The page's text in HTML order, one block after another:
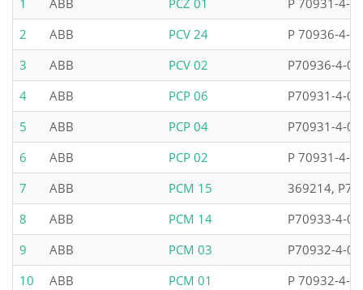
1
ABB PCZ 01
P 70931-4-
2
ABB PCV 24
P 70936-4-
3
ABB PCV 02
P70936-4-
4
ABB PCP 06
P70931-4-
5
ABB PCP 04
P70931-4-
6
ABB PCP 02
P 70931-4-
7
ABB PCM 15
369214,
8
ABB PCM 14
P70933-4-
9
ABB PCM 03
P70932-4-
10
ABB PCM 01
P 70932-4-